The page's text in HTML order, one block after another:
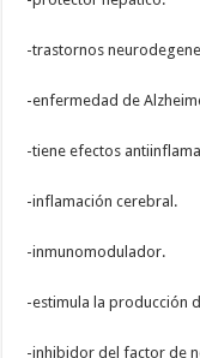
-trastornos
-enfermedad de
-tiene efectos
-inflamación cerebral.
-inmunomodulador.
-estimula la producción
-inhibidor del factor de